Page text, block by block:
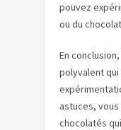
pouvez
ou du
En
polyvalent
astuces,
chocolatés